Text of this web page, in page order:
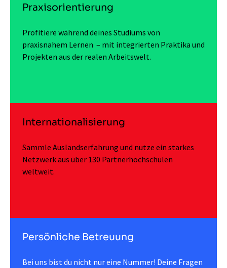
Praxisorientierung
Profitiere während deines Studiums von
praxisnahem Lernen – mit integrierten Praktika und
Projekten aus der realen Arbeitswelt.
Internationalisierung
Sammle Auslandserfahrung und nutze ein starkes
Netzwerk aus über 130 Partnerhochschulen
weltweit.
Persönliche Betreuung
Bei uns bist du nicht nur eine Nummer! Deine Fragen